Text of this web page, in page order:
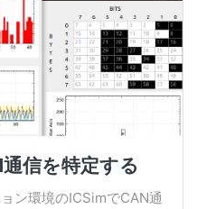
信を特定する
ン環境のICSimでCAN通